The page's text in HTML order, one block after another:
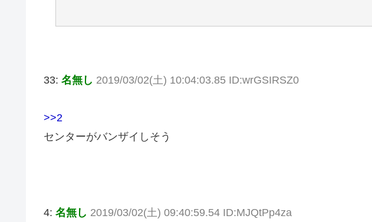
33: 名無し 2019/03/02(土) 10:04:03.85 ID:wrGSIRSZ0
>>2
センターがバンザイしそう
4: 名無し 2019/03/02(土) 09:40:59.54 ID:MJQtPp4za